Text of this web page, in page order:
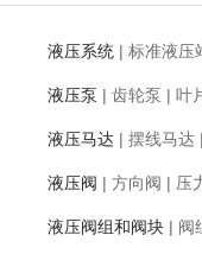
液压系统 | 标准液压
液压泵 | 齿轮泵 | 叶
液压马达 | 摆线马达 |
液压阀 | 方向阀 | 压
液压阀组和阀块 | 阀